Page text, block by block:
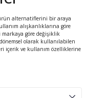
alternatiflerini bir araya
alışkanlıklarına göre
göre değişiklik
olarak kullanılabilen
içerik ve kullanım özelliklerine